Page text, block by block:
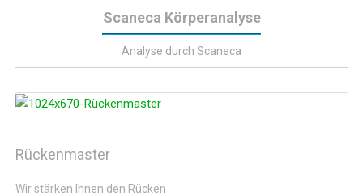
Scaneca Körperanalyse
Analyse durch Scaneca
Rückenmaster
Wir stärken Ihnen den Rücken